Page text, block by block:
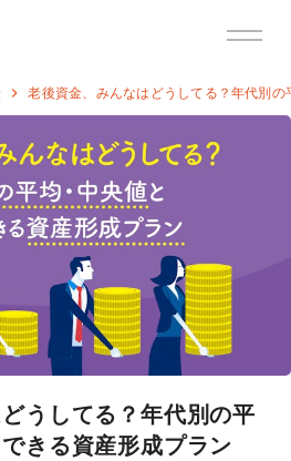
老後資金、みんなはどうしてる？年代別
うしてる？年代別の平
きる資産形成プラン